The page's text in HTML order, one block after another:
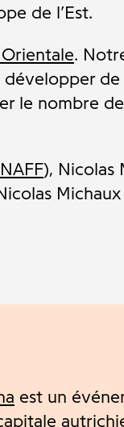
de l’Est.
.
développer
le nombre
NAFF), Nicolas
Michaux
est un